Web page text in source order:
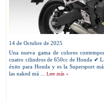
14 de Octubre de 2025
Una nueva gama de colores
cuatro cilindros de 650cc de Honda ✔
éxito para Honda y es la Supersport
las naked má ...Leer más »